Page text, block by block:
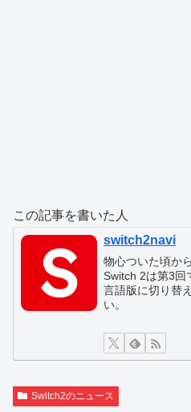
この記事を書いた人
switch2navi
物心ついた頃か
Switch 2は第3回
言語版に切り替
い。
Switch2のニュース